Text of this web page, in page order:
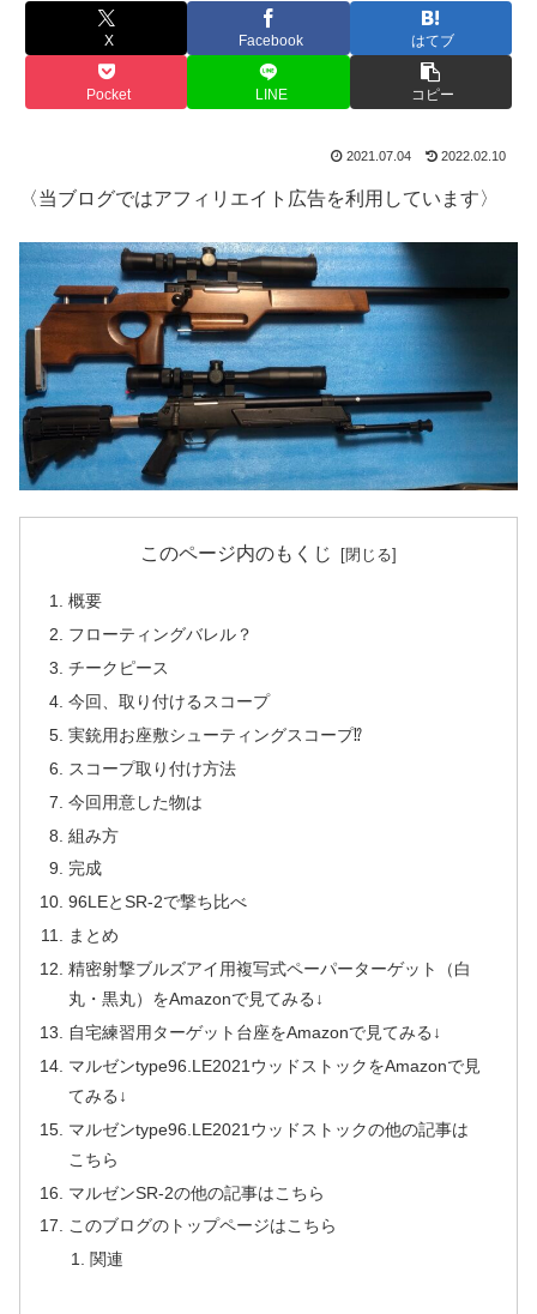
X Facebook はてブ
Pocket LINE コピー
2021.07.04 2022.02.10
〈当ブログではアフィリエイト広告を利用しています〉
このページ内のもくじ
概要
フローティングバレル？
チークピース
今回、取り付けるスコープ
実銃用お座敷シューティングスコープ⁉︎
スコープ取り付け方法
今回用意した物は
組み方
完成
96LEとSR-2で撃ち比べ
まとめ
精密射撃ブルズアイ用複写式ペーパーターゲット（白
丸・黒丸）をAmazonで見てみる↓
自宅練習用ターゲット台座をAmazonで見てみる↓
マルゼンtype96.LE2021ウッドストックをAmazonで見
てみる↓
マルゼンtype96.LE2021ウッドストックの他の記事は
こちら
マルゼンSR-2の他の記事はこちら
このブログのトップページはこちら
関連